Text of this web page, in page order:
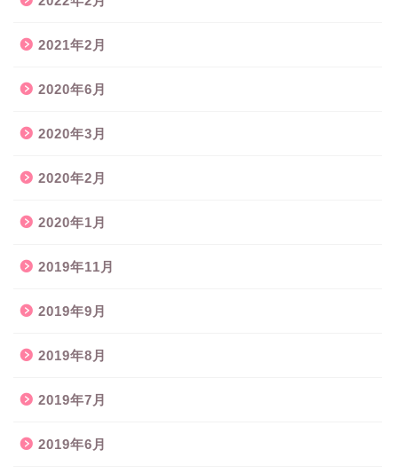
2021年2月
2020年6月
2020年3月
2020年2月
2020年1月
2019年11月
2019年9月
2019年8月
2019年7月
2019年6月